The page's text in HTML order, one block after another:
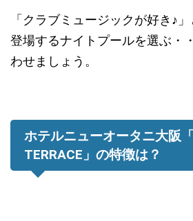
「クラブミュージックが好き♪
登場するナイトプールを選ぶ・
わせましょう。
ホテルニューオータニ大阪
TERRACE」の特徴は？